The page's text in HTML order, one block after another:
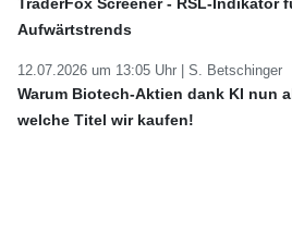
Aufwärtstrends
12.07.2026 um 13:05 Uhr | S. Betschinger
Warum Biotech-Aktien dank KI nun
welche Titel wir kaufen!